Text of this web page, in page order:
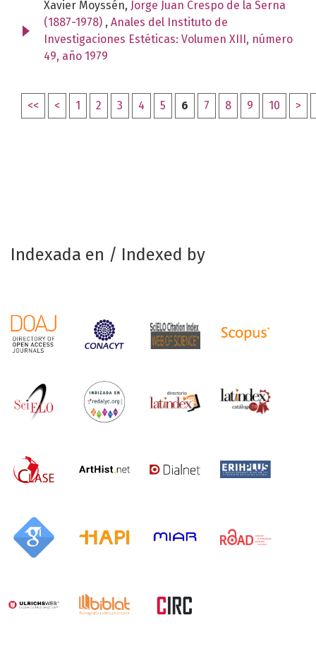
Xavier Moyssén, Jorge Juan Crespo de la Serna
(1887-1978) , Anales del Instituto de
Investigaciones Estéticas: Volumen XIII, número
49, año 1979
<< < 1 2 3 4 5 6 7 8 9 10 >
Indexada en / Indexed by